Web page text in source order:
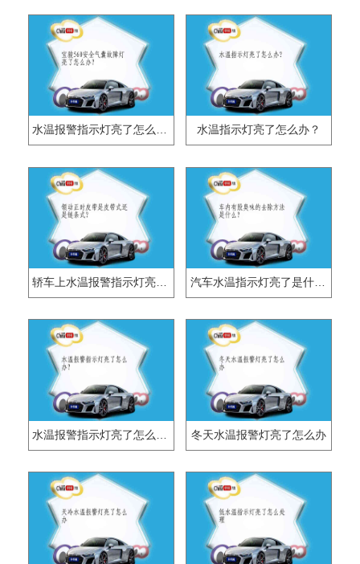
水温指示灯亮了怎么办？
汽车水温指示灯亮了是什么原因？
冬天水温报警灯亮了怎么办